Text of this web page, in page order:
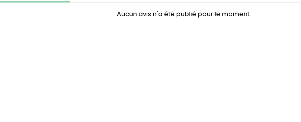
Aucun avis n'a été publié pour le moment.